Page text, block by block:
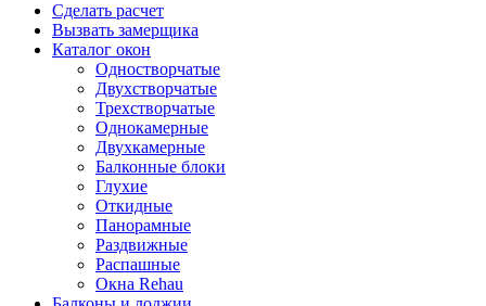
Сделать расчет
Вызвать замерщика
Каталог окон
Одностворчатые
Двухстворчатые
Трехстворчатые
Однокамерные
Двухкамерные
Балконные блоки
Глухие
Откидные
Панорамные
Раздвижные
Распашные
Окна Rehau